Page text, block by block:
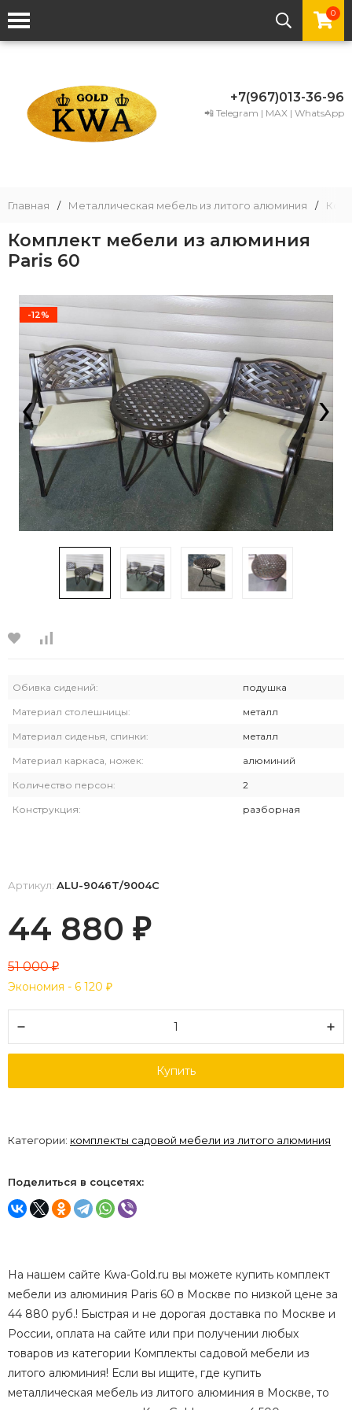
0
+7(967)013-36-96
📲 Telegram | MAX | WhatsApp
Главная / Металлическая мебель из литого алюминия /
Комплект мебели из алюминия
Paris 60
-12%
‹ ›
Обивка сидений: подушка
Материал столешницы: металл
Материал сиденья, спинки: металл
Материал каркаса, ножек: алюминий
Количество персон: 2
Конструкция: разборная
Артикул: ALU-9046T/9004С
44 880 ₽
51 000₽
Экономия - 6 120 ₽
Купить
Категории: комплекты садовой мебели из литого алюминия
Поделиться в соцсетях:
На нашем сайте Kwa-Gold.ru вы можете купить комплект
мебели из алюминия Paris 60 в Москве по низкой цене за
44 880 руб.! Быстрая и не дорогая доставка по Москве и
России, оплата на сайте или при получении любых
товаров из категории Комплекты садовой мебели из
литого алюминия! Если вы ищите, где купить
металлическая мебель из литого алюминия в Москве, то